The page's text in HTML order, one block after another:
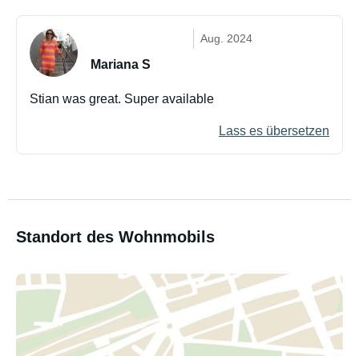
Aug. 2024
Mariana S
Stian was great. Super available
Lass es übersetzen
Standort des Wohnmobils